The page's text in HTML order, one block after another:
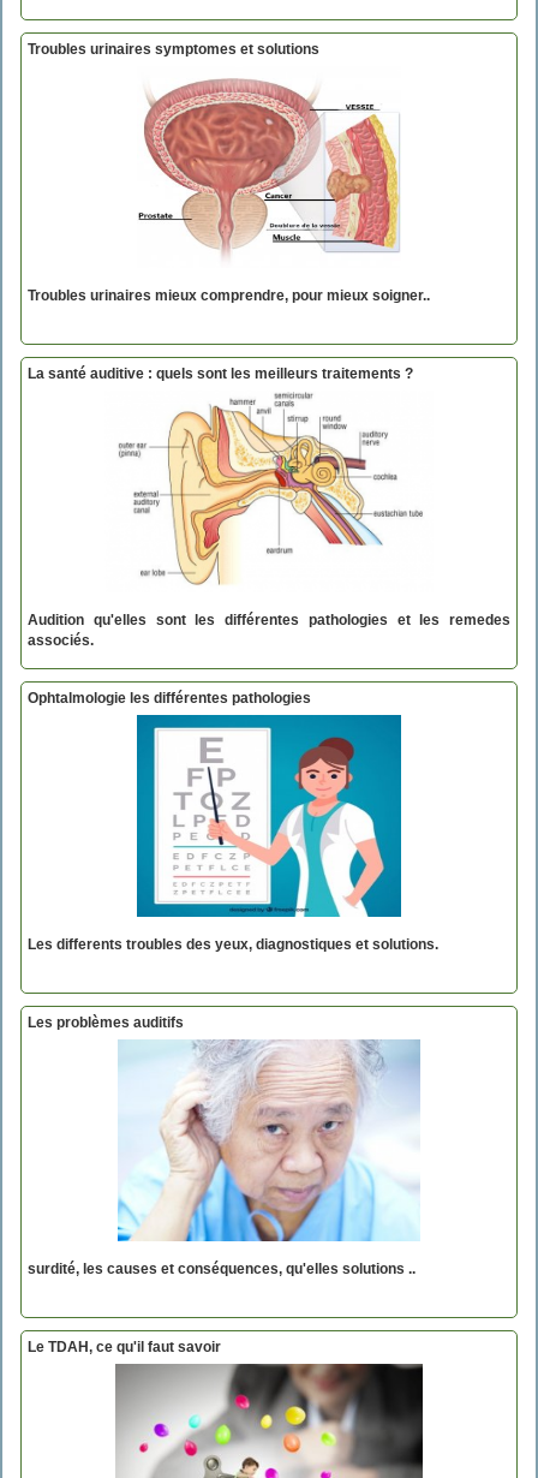
Troubles urinaires symptomes et solutions
Troubles urinaires mieux comprendre, pour mieux soigner..
La santé auditive : quels sont les meilleurs traitements ?
Audition qu'elles sont les différentes pathologies et les remedes
associés.
Ophtalmologie les différentes pathologies
Les differents troubles des yeux, diagnostiques et solutions.
Les problèmes auditifs
surdité, les causes et conséquences, qu'elles solutions ..
Le TDAH, ce qu'il faut savoir